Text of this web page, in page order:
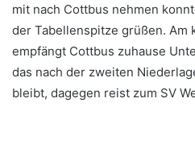
mit nach Cottbus nehmen
der Tabellenspitze grüßen. Am
empfängt Cottbus zuhause
das nach der zweiten
bleibt, dagegen reist zum SV